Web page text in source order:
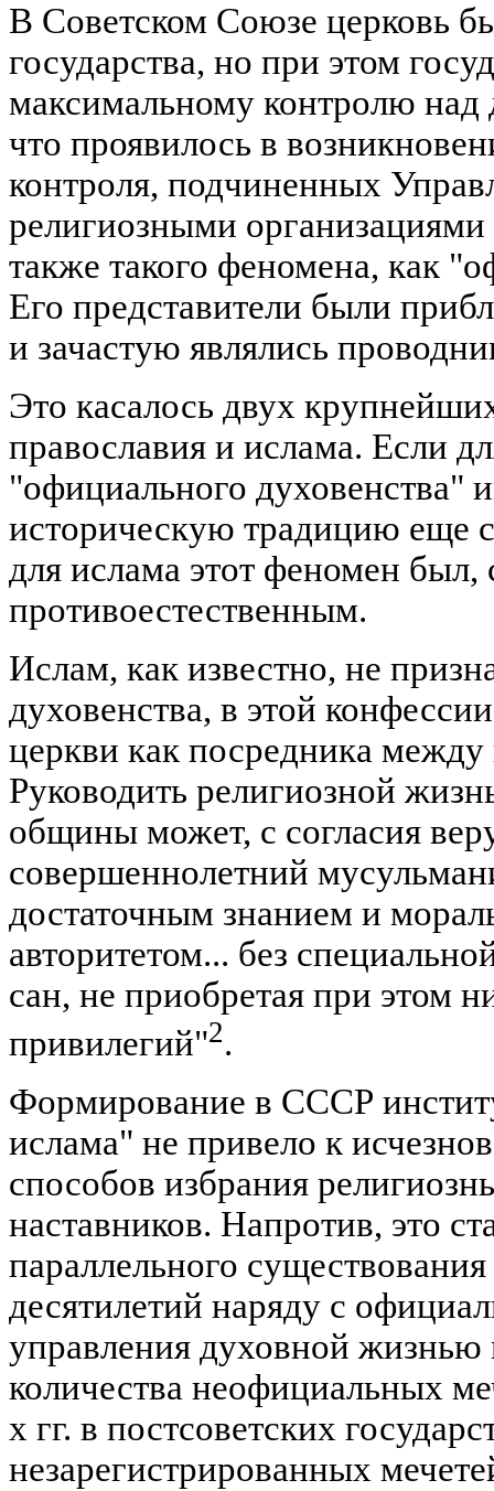
В Советском Союзе церковь
государства, но при этом
максимальному контролю над
что проявилось в
контроля, подчиненных
религиозными
также такого феномена, как
Его представители были
и зачастую являлись
Это касалось двух
православия и ислама. Если
"официального духовенства"
историческую традицию еще
для ислама этот феномен был,
противоестественным.
Ислам, как известно, не
духовенства, в этой
церкви как посредника
Руководить религиозной
общины может, с согласия
совершеннолетний
достаточным знанием и
авторитетом... без
сан, не приобретая при этом
привилегий"2.
Формирование в СССР
ислама" не привело к
способов избрания
наставников. Напротив, это
параллельного
десятилетий наряду с
управления духовной жизнью
количества неофициальных
х гг. в постсоветских
незарегистрированных